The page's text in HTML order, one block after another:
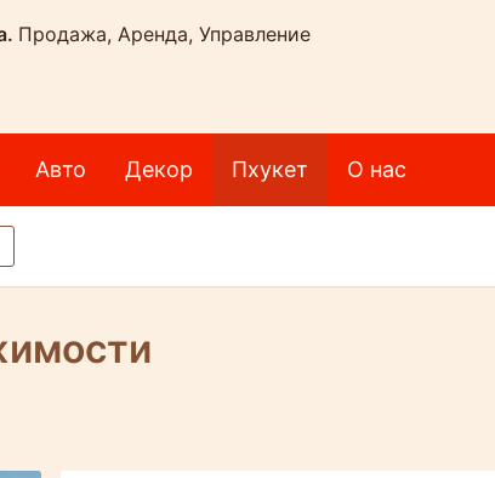
Продажа, Аренда, Управление
Авто Декор Пхукет О нас